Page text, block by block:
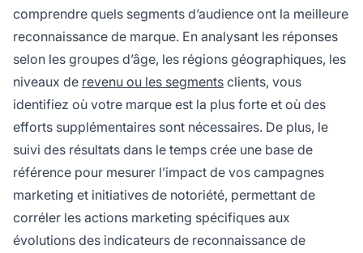
comprendre quels segments d’audience ont la meilleure
reconnaissance de marque. En analysant les réponses
selon les groupes d’âge, les régions géographiques, les
niveaux de revenu ou les segments clients, vous
identifiez où votre marque est la plus forte et où des
efforts supplémentaires sont nécessaires. De plus, le
suivi des résultats dans le temps crée une base de
référence pour mesurer l’impact de vos campagnes
marketing et initiatives de notoriété, permettant de
corréler les actions marketing spécifiques aux
évolutions des indicateurs de reconnaissance de